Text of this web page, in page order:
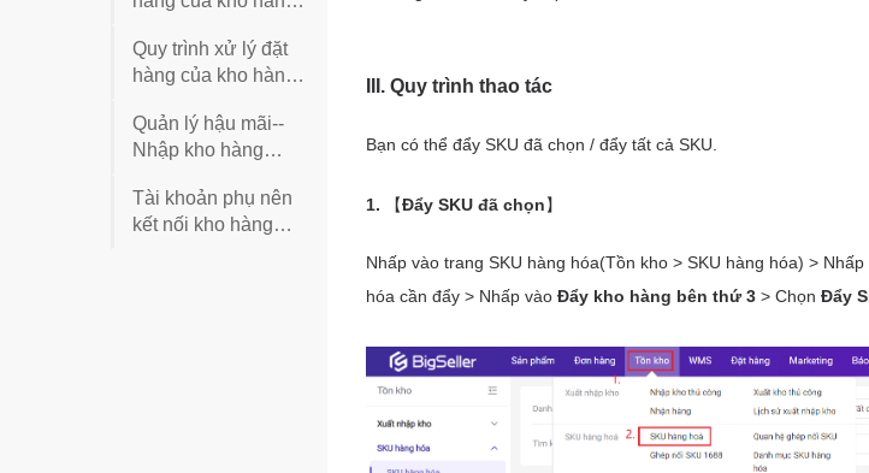
Quy trình xử lý đặt
hàng của kho hàng
Quản lý hậu mãi--
Nhập kho hàng
hàng bên thứ 3
Tài khoản phụ nên
kết nối kho hàng